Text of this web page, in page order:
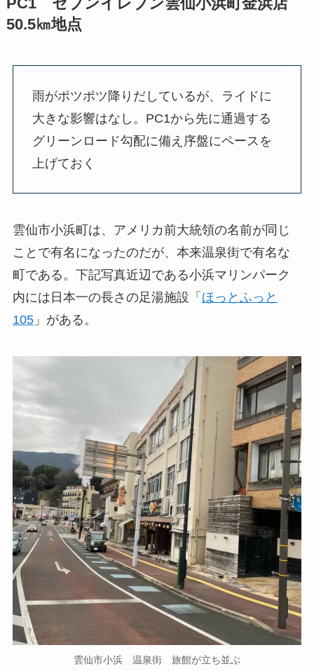
50.5㎞地点
雨がポツポツ降りだしているが、ライドに
大きな影響はなし。PC1から先に通過する
グリーンロード勾配に備え序盤にペースを
上げておく
雲仙市小浜町は、アメリカ前大統領の名前が同じ
ことで有名になったのだが、本来温泉街で有名な
町である。下記写真近辺である小浜マリンパーク
内には日本一の長さの足湯施設「 ほっとふっと
105」がある。
雲仙市小浜 温泉街 旅館が立ち並ぶ